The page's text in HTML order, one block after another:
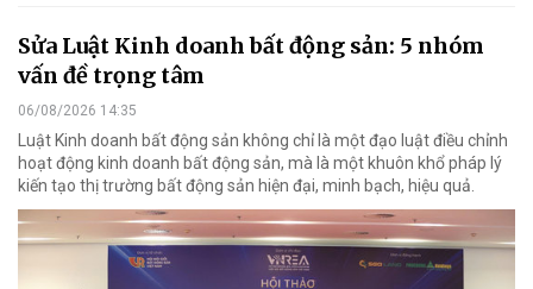
Sửa Luật Kinh doanh bất động sản: 5 nhóm
vấn đề trọng tâm
06/08/2026 14:35
Luật Kinh doanh bất động sản không chỉ là một đạo luật điều chỉnh
hoạt động kinh doanh bất động sản, mà là một khuôn khổ pháp lý
kiến tạo thị trường bất động sản hiện đại, minh bạch, hiệu quả.